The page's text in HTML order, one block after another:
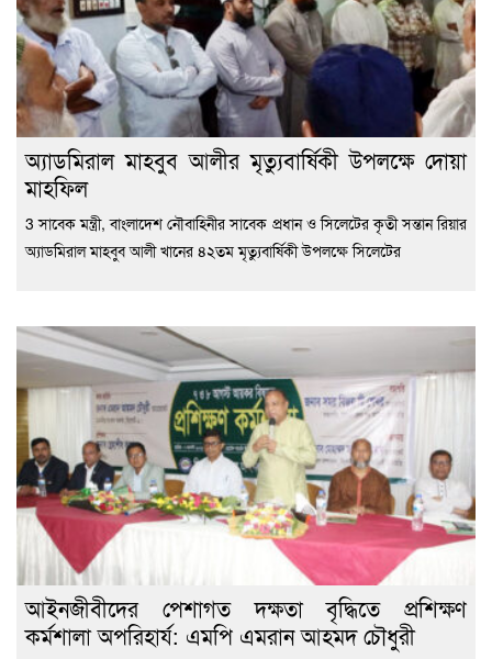
অ্যাডমিরাল মাহবুব আলীর মৃত্যুবার্ষিকী উপলক্ষে দোয়া
মাহফিল
3 সাবেক মন্ত্রী, বাংলাদেশ নৌবাহিনীর সাবেক প্রধান ও সিলেটের কৃতী সন্তান রিয়ার
অ্যাডমিরাল মাহবুব আলী খানের ৪২তম মৃত্যুবার্ষিকী উপলক্ষে সিলেটের
‎আইনজীবীদের পেশাগত দক্ষতা বৃদ্ধিতে প্রশিক্ষণ
কর্মশালা অপরিহার্য: এমপি এমরান আহমদ চৌধুরী